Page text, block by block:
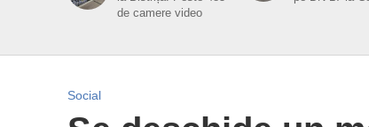
de camere video
Social